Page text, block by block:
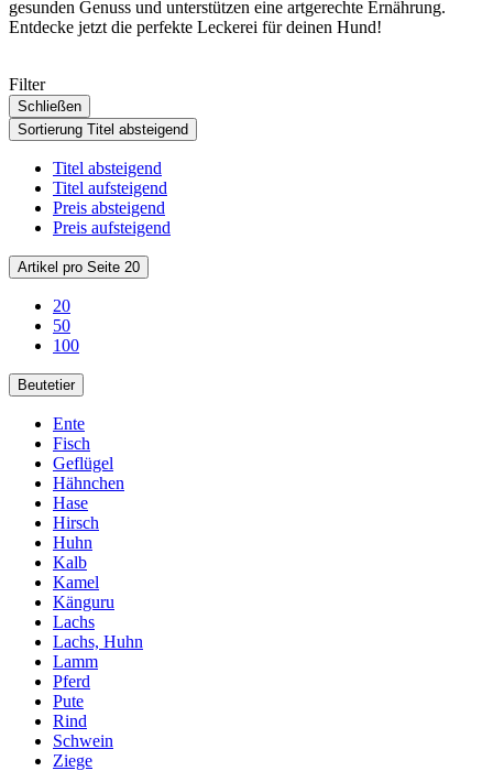
gesunden Genuss und unterstützen eine artgerechte Ernährung.
Entdecke jetzt die perfekte Leckerei für deinen Hund!
Filter
Schließen
Sortierung Titel absteigend
Titel absteigend
Titel aufsteigend
Preis absteigend
Preis aufsteigend
Artikel pro Seite 20
20
50
100
Beutetier
Ente
Fisch
Geflügel
Hähnchen
Hase
Hirsch
Huhn
Kalb
Kamel
Känguru
Lachs
Lachs, Huhn
Lamm
Pferd
Pute
Rind
Schwein
Ziege